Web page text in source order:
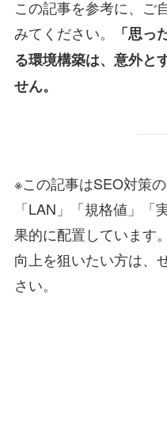
この記事を参考に、ご
みてください。
「思っ
る環境構築は、意外と
せん。
※この記事はSEO対策
「LAN」「規格値」「
果的に配置しています
向上を狙いたい方は、
さい。